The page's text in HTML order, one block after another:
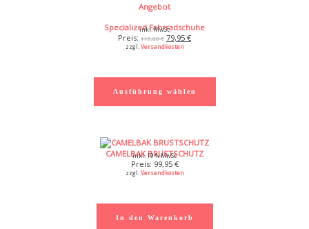
AngebotProdukt
Angebot
Specialized Fahrradschuhe
115,00€ Ursprünglicher
Preis
79,95 €
inkl. MwSt.
zzgl. Versandkosten
Ausführung wählen
CAMELBAK BRUSTSCHUTZ
99,95 €
inkl. 19 % MwSt.
zzgl. Versandkosten
In den Warenkorb